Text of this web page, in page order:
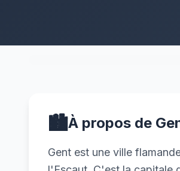
🏙️À propos de
Gent est une ville